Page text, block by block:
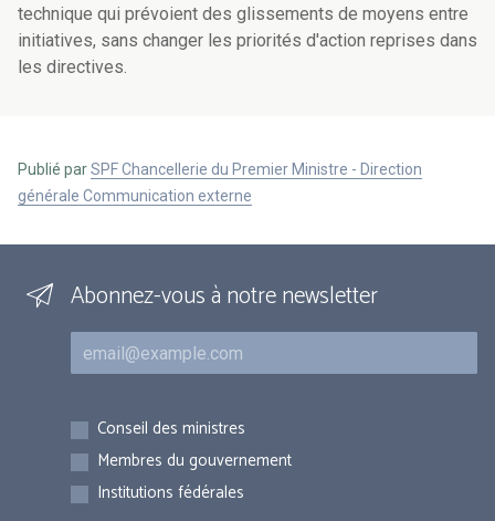
technique qui prévoient des glissements de moyens entre
initiatives, sans changer les priorités d'action reprises dans
les directives.
Publié parSPF Chancellerie du Premier Ministre - Direction
générale Communication externe
Abonnez-vous à notre newsletter
Courriel
Inscriptions
Conseil des ministres
Membres du gouvernement
Institutions fédérales